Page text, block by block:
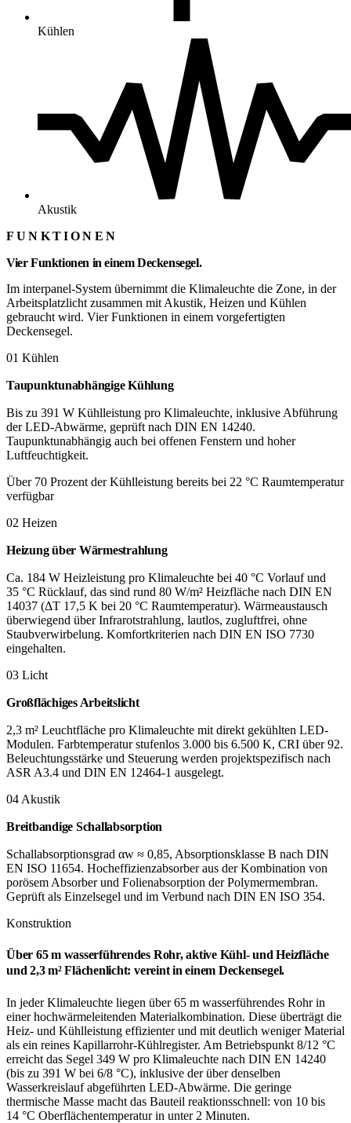
Kühlen
Akustik
FUNKTIONEN
Vier Funktionen in einem Deckensegel.
Im interpanel-System übernimmt die Klimaleuchte die Zone, in der
Arbeitsplatzlicht zusammen mit Akustik, Heizen und Kühlen
gebraucht wird. Vier Funktionen in einem vorgefertigten
Deckensegel.
01 Kühlen
Taupunktunabhängige Kühlung
Bis zu 391 W Kühlleistung pro Klimaleuchte, inklusive Abführung
der LED-Abwärme, geprüft nach DIN EN 14240.
Taupunktunabhängig auch bei offenen Fenstern und hoher
Luftfeuchtigkeit.
Über 70 Prozent der Kühlleistung bereits bei 22 °C Raumtemperatur
verfügbar
02 Heizen
Heizung über Wärmestrahlung
Ca. 184 W Heizleistung pro Klimaleuchte bei 40 °C Vorlauf und
35 °C Rücklauf, das sind rund 80 W/m² Heizfläche nach DIN EN
14037 (ΔT 17,5 K bei 20 °C Raumtemperatur). Wärmeaustausch
überwiegend über Infrarotstrahlung, lautlos, zugluftfrei, ohne
Staubverwirbelung. Komfortkriterien nach DIN EN ISO 7730
eingehalten.
03 Licht
Großflächiges Arbeitslicht
2,3 m² Leuchtfläche pro Klimaleuchte mit direkt gekühlten LED-
Modulen. Farbtemperatur stufenlos 3.000 bis 6.500 K, CRI über 92.
Beleuchtungsstärke und Steuerung werden projektspezifisch nach
ASR A3.4 und DIN EN 12464-1 ausgelegt.
04 Akustik
Breitbandige Schallabsorption
Schallabsorptionsgrad αw ≈ 0,85, Absorptionsklasse B nach DIN
EN ISO 11654. Hocheffizienzabsorber aus der Kombination von
porösem Absorber und Folienabsorption der Polymermembran.
Geprüft als Einzelsegel und im Verbund nach DIN EN ISO 354.
Konstruktion
Über 65 m wasserführendes Rohr, aktive Kühl- und Heizfläche
und 2,3 m² Flächenlicht: vereint in einem Deckensegel.
In jeder Klimaleuchte liegen über 65 m wasserführendes Rohr in
einer hochwärmeleitenden Materialkombination. Diese überträgt die
Heiz- und Kühlleistung effizienter und mit deutlich weniger Material
als ein reines Kapillarrohr-Kühlregister. Am Betriebspunkt 8/12 °C
erreicht das Segel 349 W pro Klimaleuchte nach DIN EN 14240
(bis zu 391 W bei 6/8 °C), inklusive der über denselben
Wasserkreislauf abgeführten LED-Abwärme. Die geringe
thermische Masse macht das Bauteil reaktionsschnell: von 10 bis
14 °C Oberflächentemperatur in unter 2 Minuten.